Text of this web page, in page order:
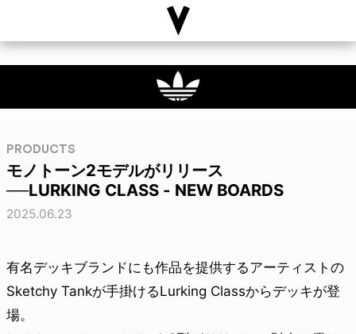
PRODUCTS
モノトーン2モデルがリリース
──LURKING CLASS - NEW BOARDS
2025.06.23
有名デッキブランドにも作品を提供するアーティストの
Sketchy Tankが手掛けるLurking Classからデッキが登
場。